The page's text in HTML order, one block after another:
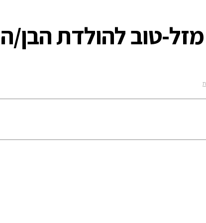
מזל-טוב להולדת